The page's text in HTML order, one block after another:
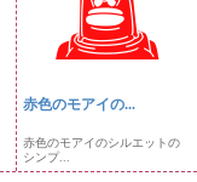
赤色のモアイの...
赤色のモアイのシルエットの
シンプ...